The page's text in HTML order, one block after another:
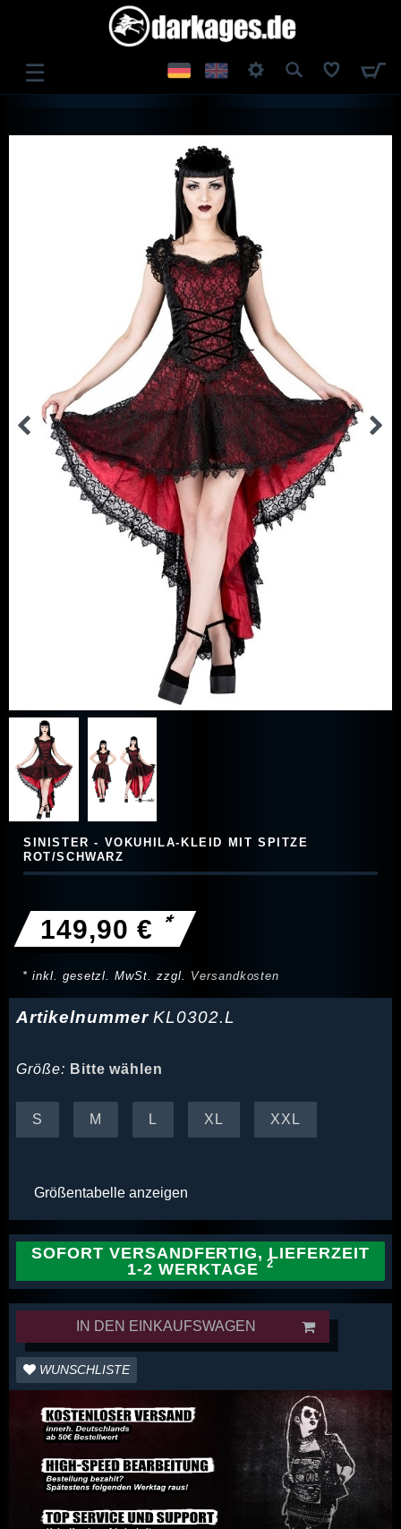
☰
SINISTER - VOKUHILA-KLEID MIT SPITZE
ROT/SCHWARZ
149,90 € *
* inkl. gesetzl. MwSt. zzgl. Versandkosten
ArtikelnummerKL0302.L
Größe: Bitte wählen
S M L XL XXL
Größentabelle anzeigen
SOFORT VERSANDFERTIG, LIEFERZEIT
1-2 WERKTAGE
IN DEN EINKAUFSWAGEN
WUNSCHLISTE